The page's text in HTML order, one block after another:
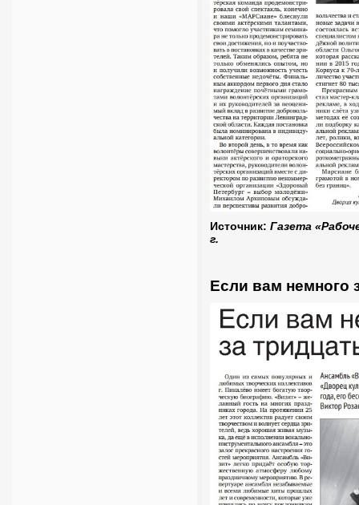
Источник: Газета
г.
Если вам немного